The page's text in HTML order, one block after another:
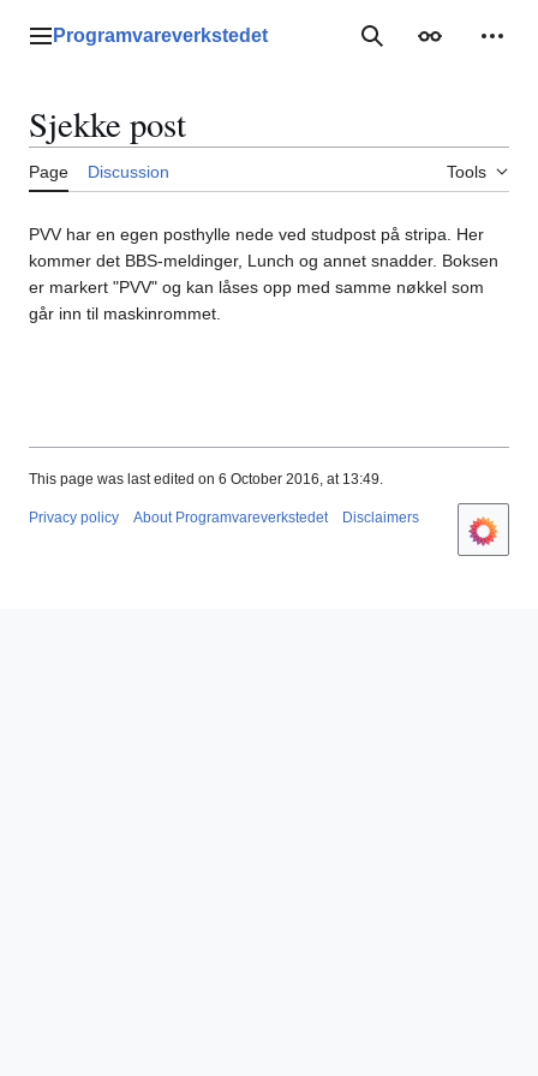
Main menu
Programvareverkstedet SearchAppearance
Sjekke post
Page Discussion Tools
PVV har en egen posthylle nede ved studpost på stripa. Her
kommer det BBS-meldinger, Lunch og annet snadder. Boksen
er markert "PVV" og kan låses opp med samme nøkkel som
går inn til maskinrommet.
This page was last edited on 6 October 2016, at 13:49.
Privacy policy About Programvareverkstedet Disclaimers